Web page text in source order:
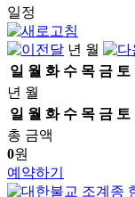
일정
년 월
일 월 화 수 목 금 토
년 월
일 월 화 수 목 금 토
총 금액
0원
예약하기